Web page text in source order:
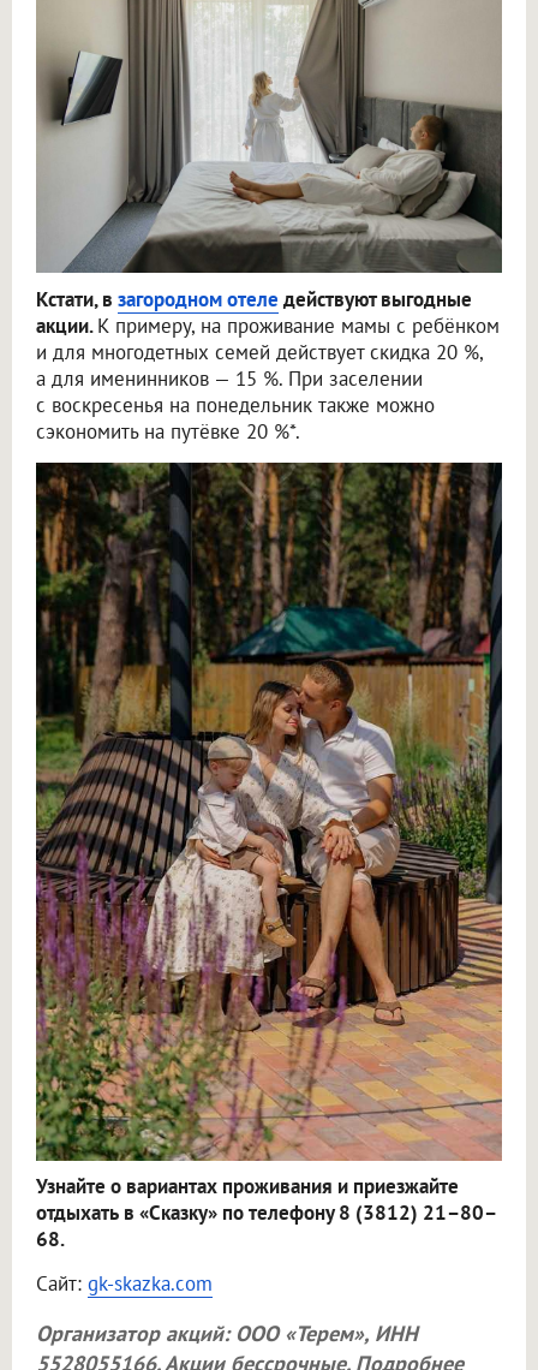
Кстати, в загородном отеле действуют выгодные
акции.К примеру, на проживание мамы с ребёнком
и для многодетных семей действует скидка 20 %,
а для именинников — 15 %. При заселении
с воскресенья на понедельник также можно
сэкономить на путёвке 20 %*.
Узнайте о вариантах проживания и приезжайте
отдыхать в «Сказку» по телефону 8 (3812) 21–80–
68.
Сайт: gk-skazka.com
Организатор акций: ООО «Терем», ИНН
5528055166. Акции бессрочные. Подробнее